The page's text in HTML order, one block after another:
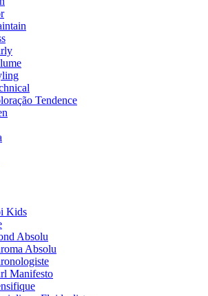
Tendence
Kids
Absolu
Absolu
Manifesto